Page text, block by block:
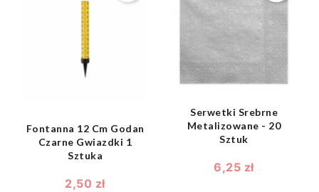
Fontanna 12 Cm Godan
Czarne Gwiazdki 1
Sztuka
2,50 zł

Serwetki Srebrne
Metalizowane - 20
Sztuk
6,25 zł